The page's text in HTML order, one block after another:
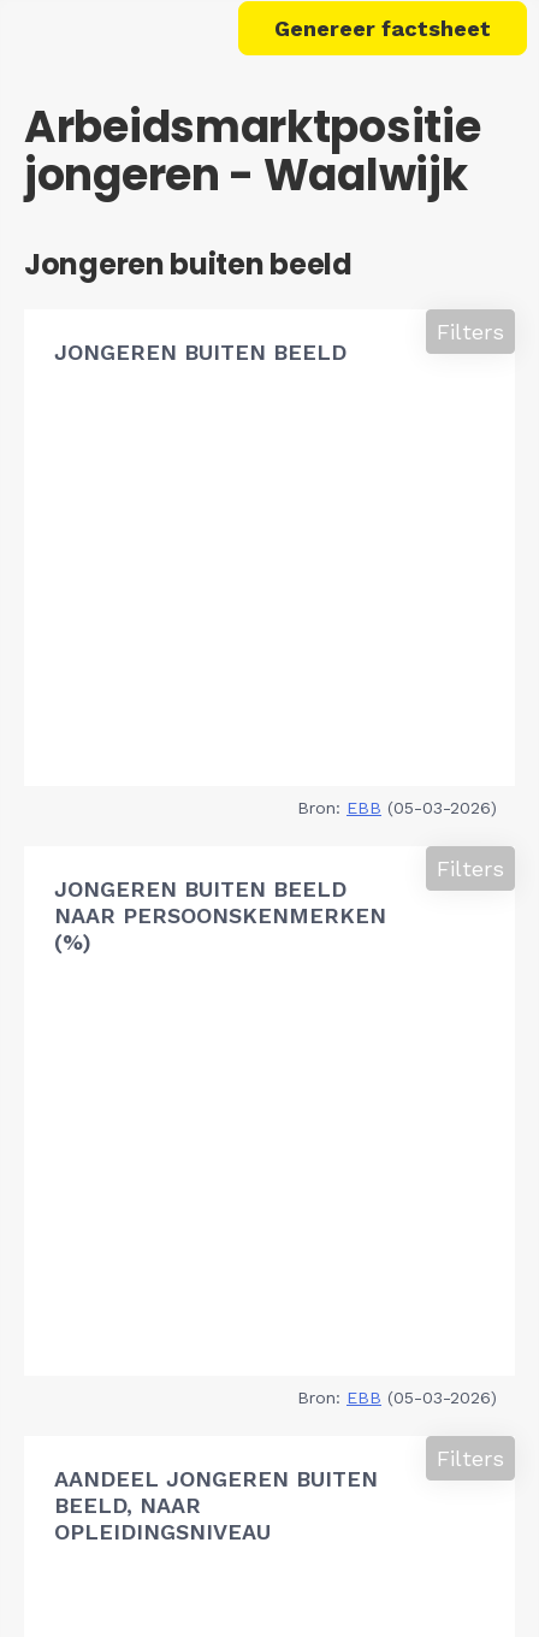
Genereer factsheet
Arbeidsmarktpositie
jongeren - Waalwijk
Jongeren buiten beeld
JONGEREN BUITEN BEELD
Filters
Bron: EBB (05-03-2026)
JONGEREN BUITEN BEELD
NAAR PERSOONSKENMERKEN
(%)
Filters
Bron: EBB (05-03-2026)
AANDEEL JONGEREN BUITEN
BEELD, NAAR
OPLEIDINGSNIVEAU
Filters